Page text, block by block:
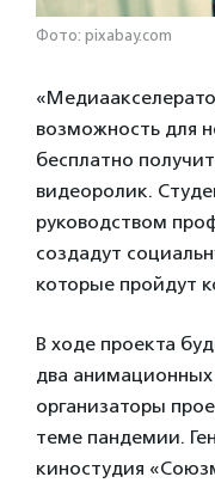
Фото: pixabay.com
возможность для
бесплатно
видеоролик.
руководством
создадут
которые пройдут
В ходе проекта
два
организаторы
теме пандемии.
киностудия